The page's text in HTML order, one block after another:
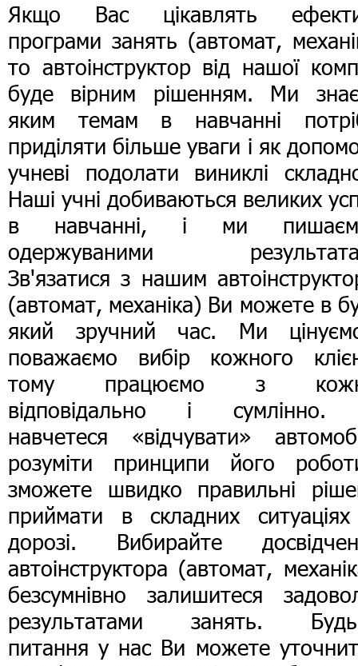
Якщо Вас цікавлять
програми занять (автомат,
то автоінструктор від нашої
буде вірним рішенням. Ми
яким темам в навчанні
приділяти більше уваги і як
учневі подолати виниклі
Наші учні добиваються великих
в навчанні, і ми
одержуваними
Зв'язатися з нашим
(автомат, механіка) Ви можете в
який зручний час. Ми
поважаємо вибір кожного
тому працюємо з
відповідально і
навчетеся «відчувати»
розуміти принципи його
зможете швидко правильні
приймати в складних
дорозі. Вибирайте
автоінструктора (автомат,
безсумнівно залишитеся
результатами занять. Будь-
питання у нас Ви можете